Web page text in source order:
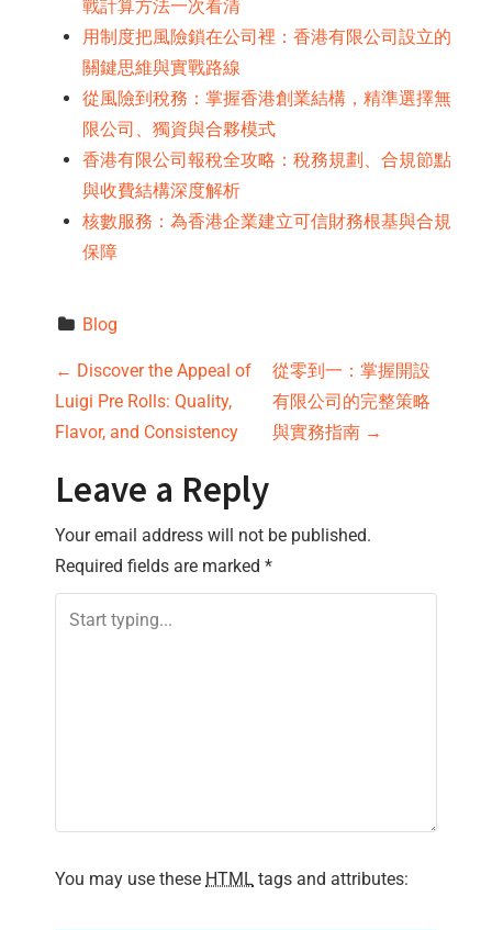
戰計算方法一次看清
用制度把風險鎖在公司裡：香港有限公司設立的
關鍵思維與實戰路線
從風險到稅務：掌握香港創業結構，精準選擇無
限公司、獨資與合夥模式
香港有限公司報稅全攻略：稅務規劃、合規節點
與收費結構深度解析
核數服務：為香港企業建立可信財務根基與合規
保障
Blog
P
o
s
t
n
a
t
← Discover the Appeal of
Luigi Pre Rolls: Quality,
Flavor, and Consistency
從零到一：掌握開設
有限公司的完整策略
與實務指南 →
Leave a Reply
Your email address will not be published.
Required fields are marked *
You may use these HTML tags and attributes: